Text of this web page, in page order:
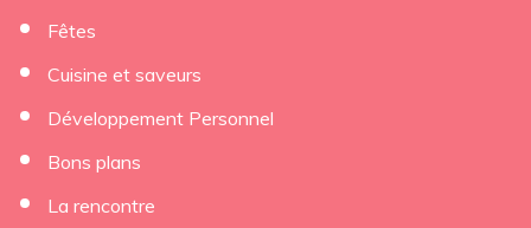
Fêtes
Cuisine et saveurs
Développement Personnel
Bons plans
La rencontre